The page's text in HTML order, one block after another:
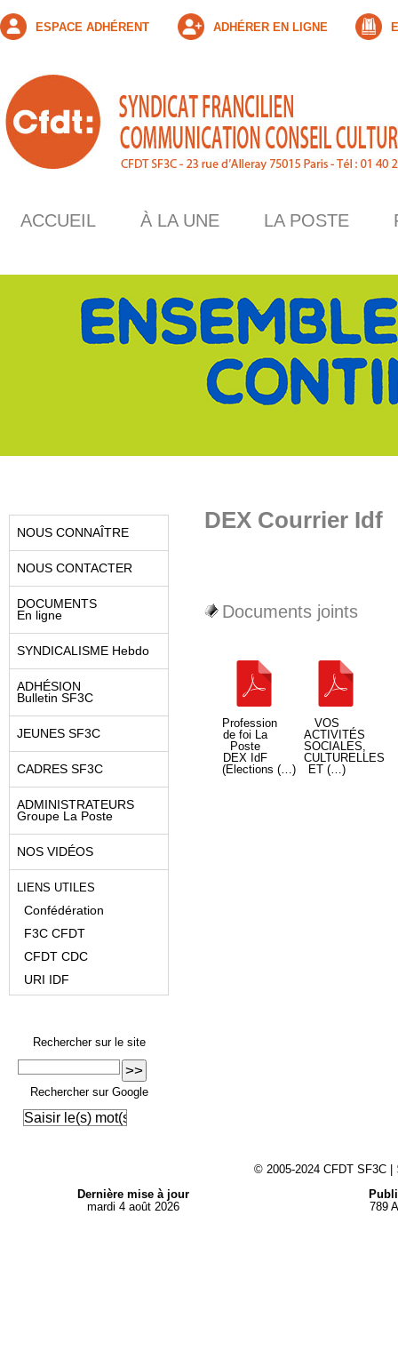
ESPACE ADHÉRENT ADHÉRER EN LIGNE
ACCUEIL À LA UNE LA POSTE
DEX Courrier Idf
Documents joints
Profession
de foi La
Poste
DEX IdF
(Elections (…)
VOS
ACTIVITÉS
SOCIALES,
CULTURELLES
ET (…)
NOUS CONNAÎTRE
NOUS CONTACTER
DOCUMENTS
En ligne
SYNDICALISME Hebdo
ADHÉSION
Bulletin SF3C
JEUNES SF3C
CADRES SF3C
ADMINISTRATEURS
Groupe La Poste
NOS VIDÉOS
LIENS UTILES
Confédération
F3C CFDT
CFDT CDC
URI IDF
Rechercher sur le site
Rechercher sur Google
© 2005-2024 CFDT SF3C |
Dernière mise à jour
mardi 4 août 2026
789